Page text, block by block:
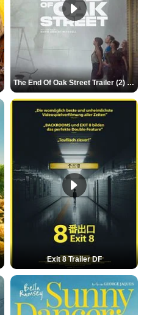
The End Of Oak Street Trailer (2) DF
Exit 8 Trailer DF